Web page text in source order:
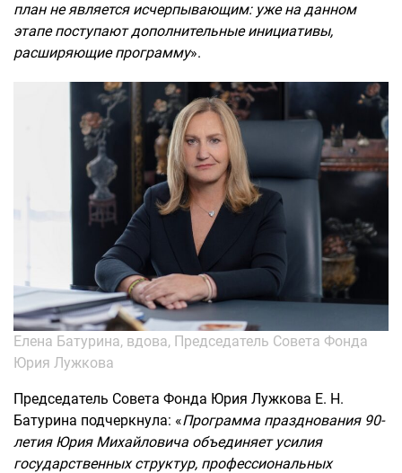
план не является исчерпывающим: уже на данном
этапе поступают дополнительные инициативы,
расширяющие программу».
Елена Батурина, вдова, Председатель Совета Фонда
Юрия Лужкова
Председатель Совета Фонда Юрия Лужкова Е. Н.
Батурина подчеркнула: «Программа празднования 90-
летия Юрия Михайловича объединяет усилия
государственных структур, профессиональных